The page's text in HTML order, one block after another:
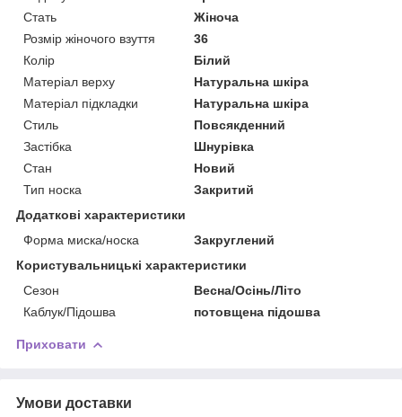
Стать
Жіноча
Розмір жіночого взуття
36
Колір
Білий
Матеріал верху
Натуральна шкіра
Матеріал підкладки
Натуральна шкіра
Стиль
Повсякденний
Застібка
Шнурівка
Стан
Новий
Тип носка
Закритий
Додаткові характеристики
Форма миска/носка
Закруглений
Користувальницькі характеристики
Сезон
Весна/Осінь/Літо
Каблук/Підошва
потовщена підошва
Приховати
Умови доставки